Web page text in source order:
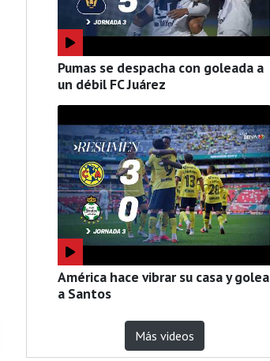
Pumas se despacha con goleada a
un débil FC Juárez
América hace vibrar su casa y golea
a Santos
Más videos